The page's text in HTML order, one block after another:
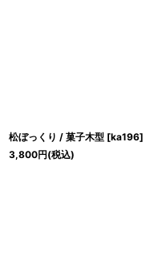
松ぼっくり / 菓子木型 [ka196]
3,800円(税込)